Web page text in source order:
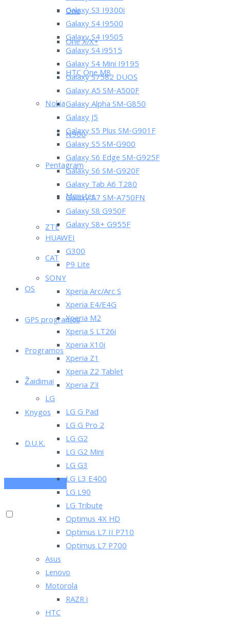
One
One X/X+
HTC One M8
Nokia
N900
Pentagram
Monster
ZTE
CAT
OS
GPS programos
Programos
Žaidimai
Knygos
D.U.K.
PRENUMERUOK
Galaxy S3 I9300i
Galaxy S4 I9500
Galaxy S4 I9505
Galaxy S4 i9515
Galaxy S4 Mini I9195
Galaxy S7582 DUOS
Galaxy A5 SM-A500F
Galaxy Alpha SM-G850
Galaxy J5
Galaxy S5 Plus SM-G901F
Galaxy S5 SM-G900
Galaxy S6 Edge SM-G925F
Galaxy S6 SM-G920F
Galaxy Tab A6 T280
Galaxy A7 SM-A750FN
Galaxy S8 G950F
Galaxy S8+ G955F
HUAWEI
G300
P9 Lite
SONY
Xperia Arc/Arc S
Xperia E4/E4G
Xperia M2
Xperia S LT26i
Xperia X10i
Xperia Z1
Xperia Z2 Tablet
Xperia Z3
LG
LG G Pad
LG G Pro 2
LG G2
LG G2 Mini
LG G3
LG L3 E400
LG L90
LG Tribute
Optimus 4X HD
Optimus L7 II P710
Optimus L7 P700
Asus
Lenovo
Motorola
RAZR i
HTC